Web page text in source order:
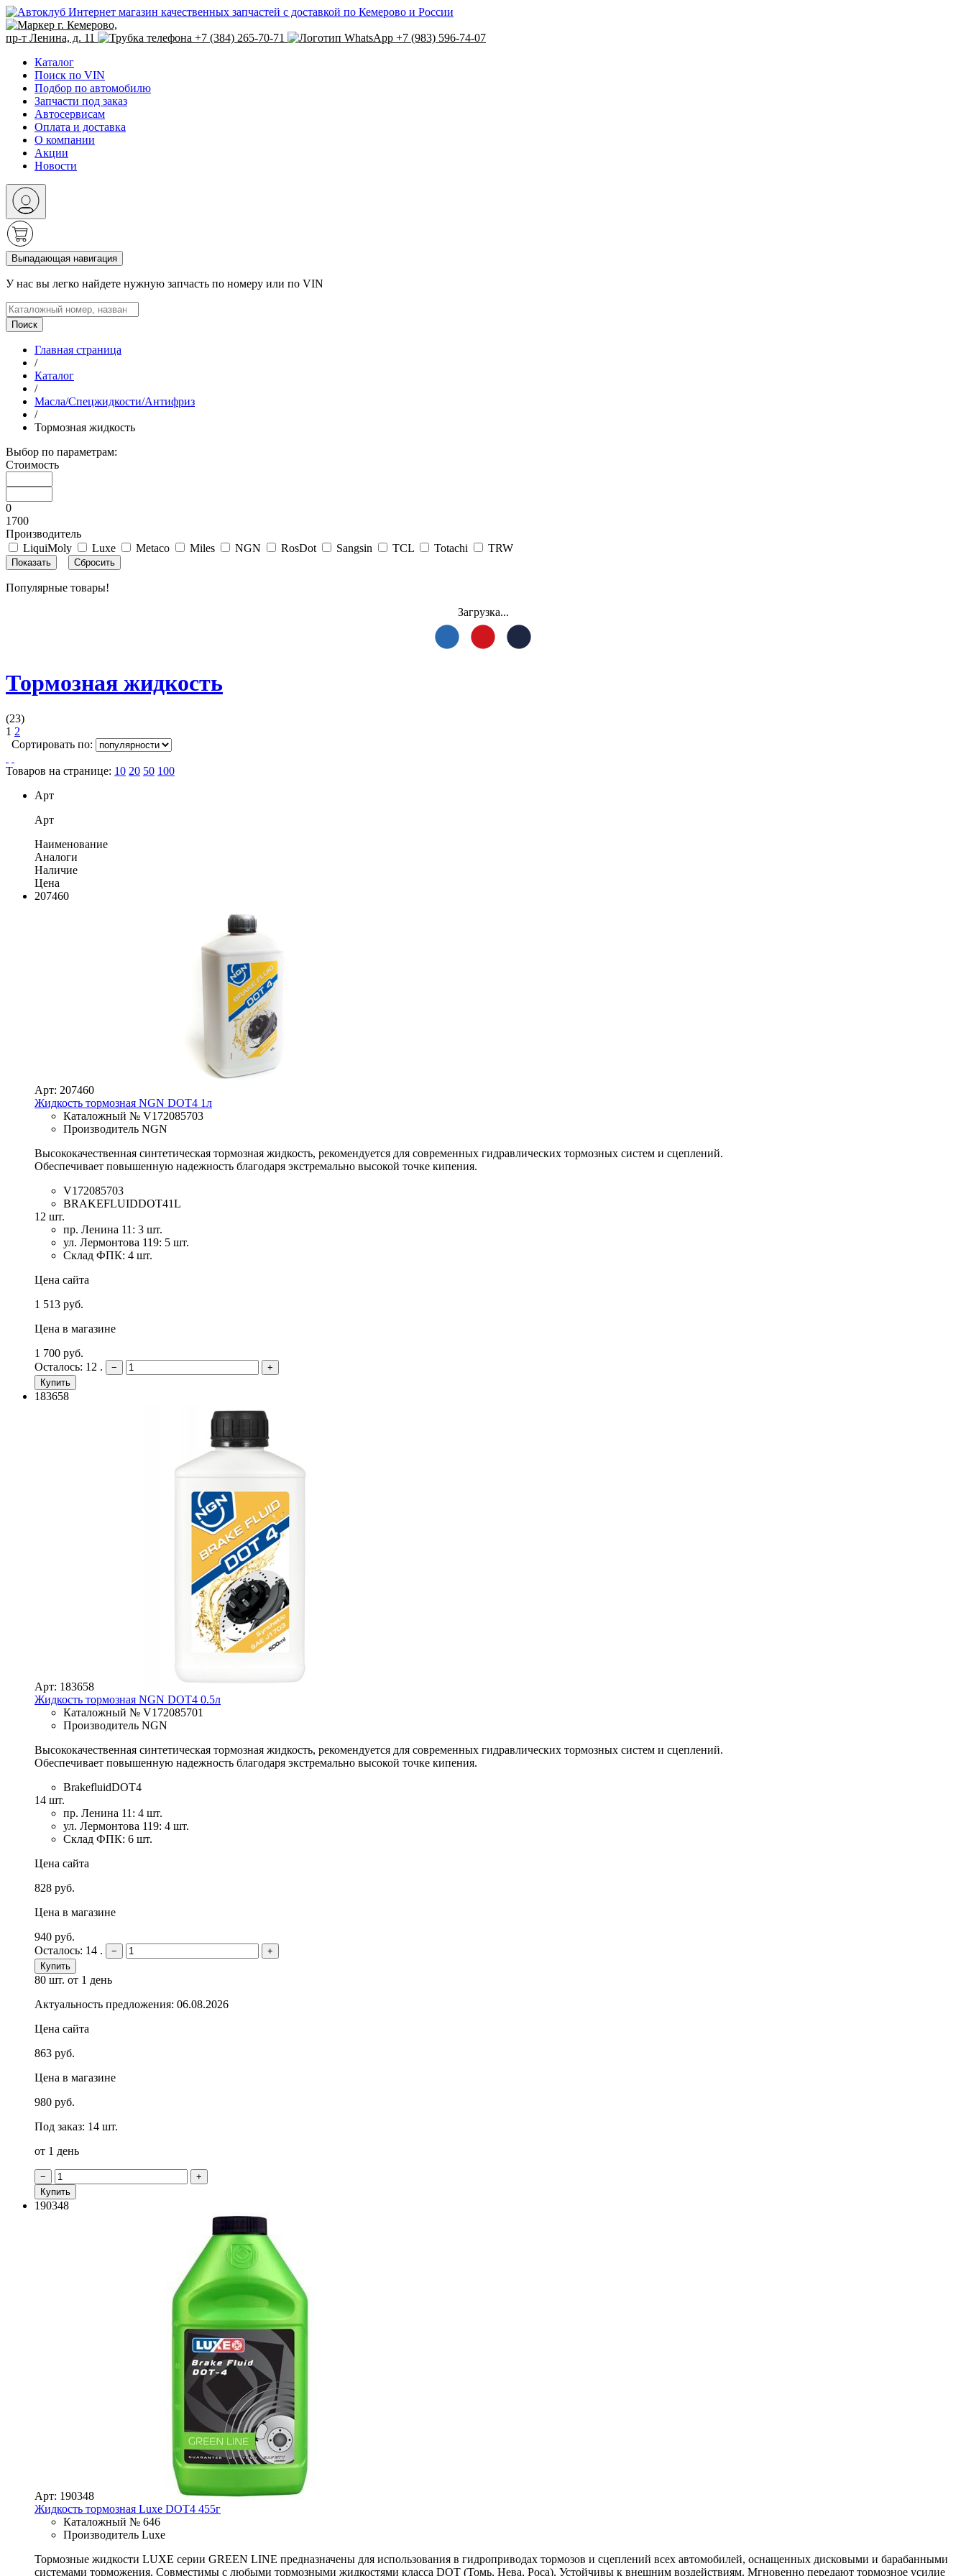
Интернет магазин качественных запчастей с доставкой по Кемерово и России
г. Кемерово,
пр-т Ленина, д. 11
+7 (384) 265-70-71
+7 (983) 596-74-07
Каталог
Поиск по VIN
Подбор по автомобилю
Запчасти под заказ
Автосервисам
Оплата и доставка
О компании
Акции
Новости
Выпадающая навигация
У нас вы легко найдете нужную запчасть по номеру или по VIN
Поиск
Главная страница
/
Каталог
/
Масла/Спецжидкости/Антифриз
/
Тормозная жидкость
Выбор по параметрам:
Стоимость
0
1700
Производитель
LiquiMoly
Luxe Metaco Miles NGN RosDot Sangsin TCL Totachi TRW
Популярные товары!
Загрузка...
Тормозная жидкость
(23)
1 2
Сортировать по:
Товаров на странице: 10 20 50 100
Арт
Арт
Наименование
Аналоги
Наличие
Цена
207460
Арт: 207460
Жидкость тормозная NGN DOT4 1л
Каталожный № V172085703
Производитель NGN
Высококачественная синтетическая тормозная жидкость, рекомендуется для современных гидравлических тормозных систем и сцеплений.
Обеспечивает повышенную надежность благодаря экстремально высокой точке кипения.
V172085703
BRAKEFLUIDDOT41L
12 шт.
пр. Ленина 11: 3 шт.
ул. Лермонтова 119: 5 шт.
Склад ФПК: 4 шт.
Цена сайта
1 513 руб.
Цена в магазине
1 700 руб.
Осталось: 12 .
−
+
Купить
183658
Арт: 183658
Жидкость тормозная NGN DOT4 0.5л
Каталожный № V172085701
Производитель NGN
Высококачественная синтетическая тормозная жидкость, рекомендуется для современных гидравлических тормозных систем и сцеплений.
Обеспечивает повышенную надежность благодаря экстремально высокой точке кипения.
BrakefluidDOT4
14 шт.
пр. Ленина 11: 4 шт.
ул. Лермонтова 119: 4 шт.
Склад ФПК: 6 шт.
Цена сайта
828 руб.
Цена в магазине
940 руб.
Осталось: 14 .
−
+
Купить
80 шт. от 1 день
Актуальность предложения: 06.08.2026
Цена сайта
863 руб.
Цена в магазине
980 руб.
Под заказ: 14 шт.
от 1 день
−
+
Купить
190348
Арт: 190348
Жидкость тормозная Luxe DOT4 455г
Каталожный № 646
Производитель Luxe
Тормозные жидкости LUXE серии GREEN LINE предназначены для использования в гидроприводах тормозов и сцеплений всех автомобилей, оснащенных дисковыми и барабанными
системами торможения. Совместимы с любыми тормозными жидкостями класса DOT (Томь, Нева, Роса). Устойчивы к внешним воздействиям. Мгновенно передают тормозное усилие